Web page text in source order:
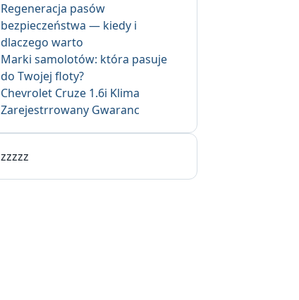
Regeneracja pasów
bezpieczeństwa — kiedy i
dlaczego warto
Marki samolotów: która pasuje
do Twojej floty?
Chevrolet Cruze 1.6i Klima
Zarejestrrowany Gwaranc
zzzzz